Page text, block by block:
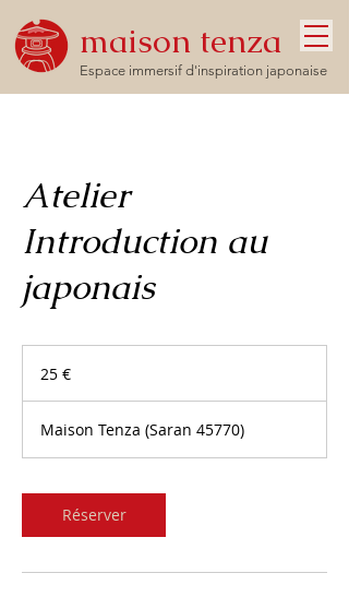
maison tenza
Espace immersif d'inspiration japonaise
Atelier
Introduction au
japonais
25 €
Maison Tenza (Saran 45770)
Réserver